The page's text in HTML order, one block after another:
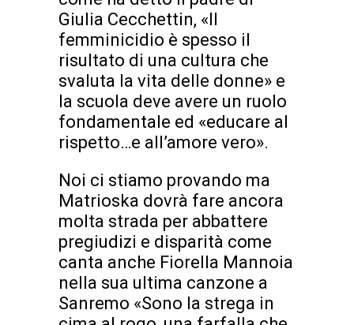
Giulia Cecchettin, «Il
femminicidio è spesso il
risultato di una cultura che
svaluta la vita delle donne» e
la scuola deve avere un ruolo
fondamentale ed «educare al
rispetto…e all’amore vero».
Noi ci stiamo provando ma
Matrioska dovrà fare ancora
molta strada per abbattere
pregiudizi e disparità come
canta anche Fiorella Mannoia
nella sua ultima canzone a
Sanremo «Sono la strega in